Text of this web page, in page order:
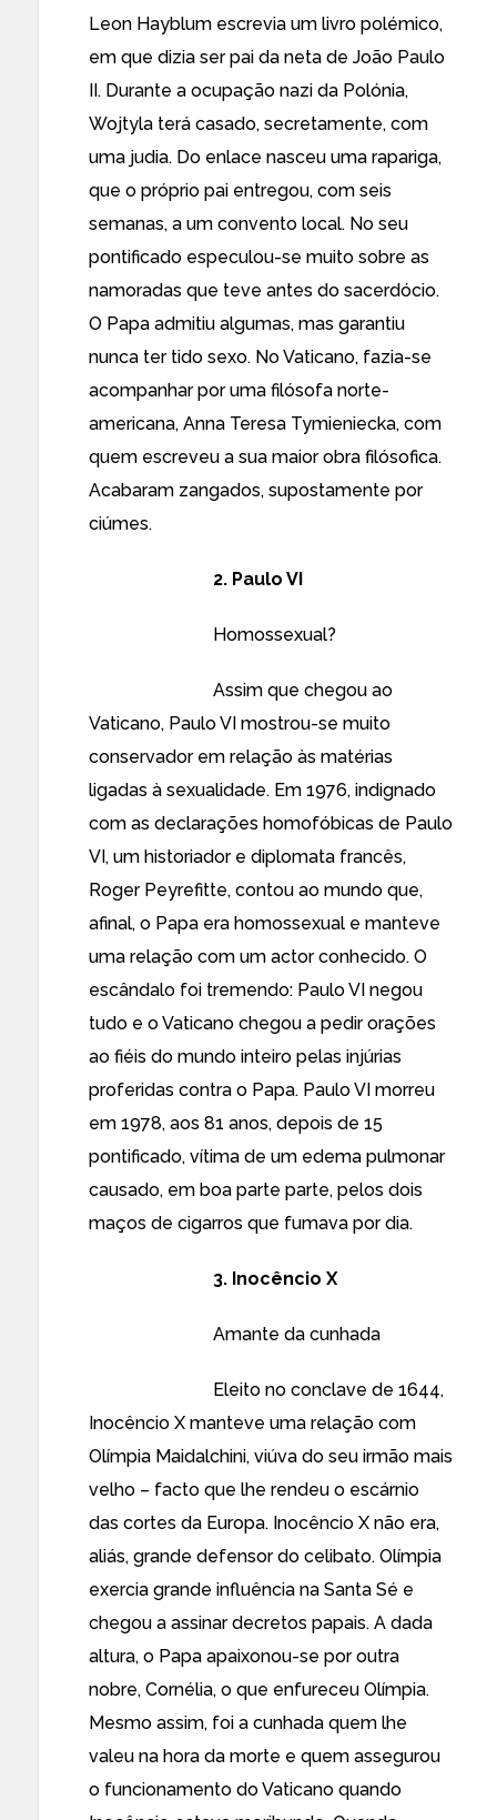
Leon Hayblum escrevia um livro polémico,
em que dizia ser pai da neta de João Paulo
II. Durante a ocupação nazi da Polónia,
Wojtyla terá casado, secretamente, com
uma judia. Do enlace nasceu uma rapariga,
que o próprio pai entregou, com seis
semanas, a um convento local. No seu
pontificado especulou-se muito sobre as
namoradas que teve antes do sacerdócio.
O Papa admitiu algumas, mas garantiu
nunca ter tido sexo. No Vaticano, fazia-se
acompanhar por uma filósofa norte-
americana, Anna Teresa Tymieniecka, com
quem escreveu a sua maior obra filósofica.
Acabaram zangados, supostamente por
ciúmes.
2. Paulo VI
Homossexual?
Assim que chegou ao
Vaticano, Paulo VI mostrou-se muito
conservador em relação às matérias
ligadas à sexualidade. Em 1976, indignado
com as declarações homofóbicas de Paulo
VI, um historiador e diplomata francês,
Roger Peyrefitte, contou ao mundo que,
afinal, o Papa era homossexual e manteve
uma relação com um actor conhecido. O
escândalo foi tremendo: Paulo VI negou
tudo e o Vaticano chegou a pedir orações
ao fiéis do mundo inteiro pelas injúrias
proferidas contra o Papa. Paulo VI morreu
em 1978, aos 81 anos, depois de 15
pontificado, vítima de um edema pulmonar
causado, em boa parte parte, pelos dois
maços de cigarros que fumava por dia.
3. Inocêncio X
Amante da cunhada
Eleito no conclave de 1644,
Inocêncio X manteve uma relação com
Olímpia Maidalchini, viúva do seu irmão mais
velho – facto que lhe rendeu o escárnio
das cortes da Europa. Inocêncio X não era,
aliás, grande defensor do celibato. Olímpia
exercia grande influência na Santa Sé e
chegou a assinar decretos papais. A dada
altura, o Papa apaixonou-se por outra
nobre, Cornélia, o que enfureceu Olímpia.
Mesmo assim, foi a cunhada quem lhe
valeu na hora da morte e quem assegurou
o funcionamento do Vaticano quando